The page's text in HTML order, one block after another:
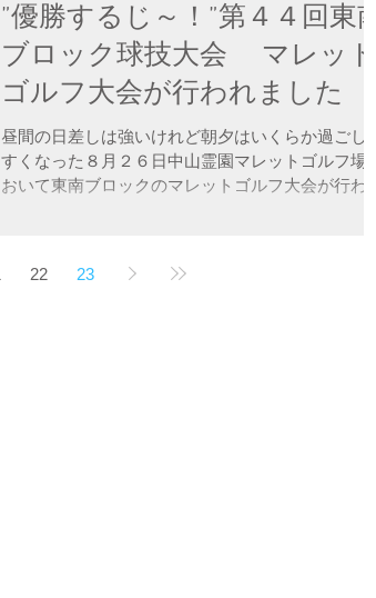
”優勝するじ～！”第４４回東南
ブロック球技大会 マレット
ゴルフ大会が行われました
昼間の日差しは強いけれど朝夕はいくらか過ごしや
すくなった８月２６日中山霊園マレットゴルフ場に
おいて東南ブロックのマレットゴルフ大会が行われ
22 23